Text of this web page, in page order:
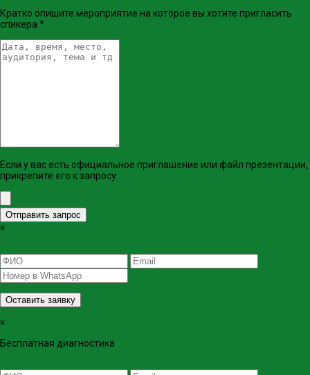
Кратко опишите мероприятие на которое вы хотите пригласить
спикера *
Если у вас есть официальное приглашение или файл презентации,
прикрепите его к запросу
Отправить запрос
×
Оставить заявку
×
Бесплатная диагностика